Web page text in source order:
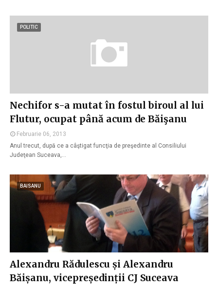
POLITIC
Nechifor s-a mutat în fostul biroul al lui
Flutur, ocupat până acum de Băişanu
Februarie 06, 2013
Anul trecut, după ce a câştigat funcţia de preşedinte al Consiliului
Judeţean Suceava,…
BAISANU
Alexandru Rădulescu și Alexandru
Băișanu, vicepreședinții CJ Suceava